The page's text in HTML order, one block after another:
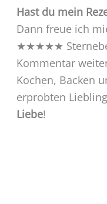
Hast du mein
Dann freue ich
★★★★★
Kommentar
Kochen, Backen
erprobten
Liebe!